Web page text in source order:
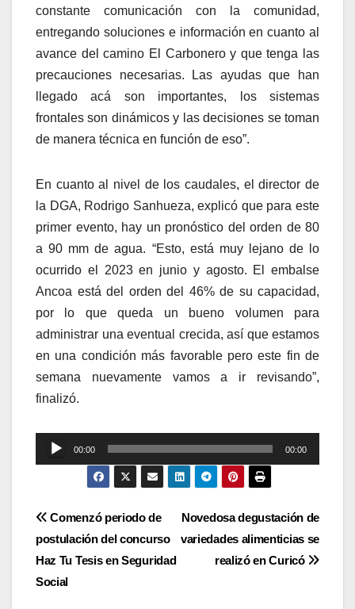
constante comunicación con la comunidad,
entregando soluciones e información en cuanto al
avance del camino El Carbonero y que tenga las
precauciones necesarias. Las ayudas que han
llegado acá son importantes, los sistemas
frontales son dinámicos y las decisiones se toman
de manera técnica en función de eso”.
En cuanto al nivel de los caudales, el director de
la DGA, Rodrigo Sanhueza, explicó que para este
primer evento, hay un pronóstico del orden de 80
a 90 mm de agua. “Esto, está muy lejano de lo
ocurrido el 2023 en junio y agosto. El embalse
Ancoa está del orden del 46% de su capacidad,
por lo que queda un bueno volumen para
administrar una eventual crecida, así que estamos
en una condición más favorable pero este fin de
semana nuevamente vamos a ir revisando”,
finalizó.
Reproductor
de
00:00 00:00
Navegación
de
entradas
Novedosa degustación de
variedades alimenticias se
realizó en Curicó
Comenzó periodo de
postulación del concurso
Haz Tu Tesis en Seguridad
Social